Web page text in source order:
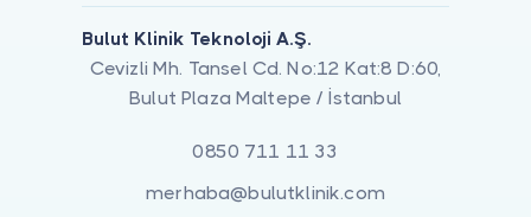
Bulut Klinik Teknoloji A.Ş.
Cevizli Mh. Tansel Cd. No:12 Kat:8 D:60,
Bulut Plaza Maltepe / İstanbul
0850 711 11 33
merhaba@bulutklinik.com